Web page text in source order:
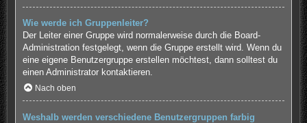
Wie werde ich Gruppenleiter?
Der Leiter einer Gruppe wird normalerweise durch die Board-
Administration festgelegt, wenn die Gruppe erstellt wird. Wenn du
eine eigene Benutzergruppe erstellen möchtest, dann solltest du
einen Administrator kontaktieren.
Nach oben
Weshalb werden verschiedene Benutzergruppen farbig